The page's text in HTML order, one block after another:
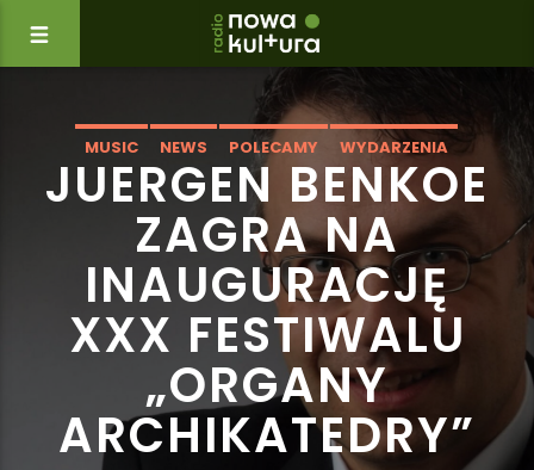
MUSIC NEWS POLECAMY WYDARZENIA
JUERGEN BENKOE
ZAGRA NA
INAUGURACJĘ
XXX FESTIWALU
„ORGANY
ARCHIKATEDRY”